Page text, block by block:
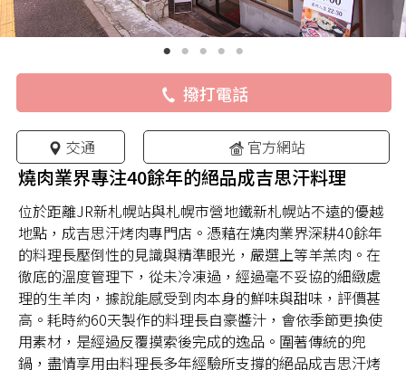
撥打電話
交通 官方網站
燒肉業界專注40餘年的絕品成吉思汗料理
位於距離JR新札幌站與札幌市營地鐵新札幌站不遠的優越
地點，成吉思汗烤肉專門店。憑藉在燒肉業界深耕40餘年
的料理長壓倒性的見識與精準眼光，嚴選上等羊羔肉。在
徹底的溫度管理下，從未冷凍過，經過毫不妥協的細緻處
理的生羊肉，據說能感受到肉本身的鮮味與甜味，評價甚
高。耗時約60天製作的料理長自豪醬汁，會依季節更換使
用素材，是經過反覆摸索後完成的逸品。圍著傳統的兜
鍋，盡情享用由料理長多年經驗所支撐的絕品成吉思汗烤